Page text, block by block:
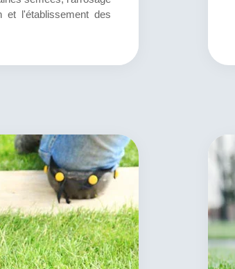
et l'établissement des